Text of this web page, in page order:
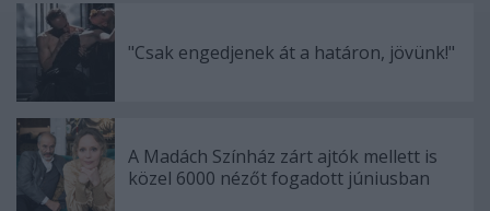
"Csak engedjenek át a határon, jövünk!"
A Madách Színház zárt ajtók mellett is
közel 6000 nézőt fogadott júniusban